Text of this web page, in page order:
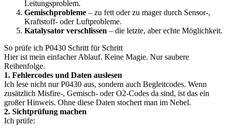
Leitungsproblem.
Gemischprobleme – zu fett oder zu mager durch Sensor-,
Kraftstoff- oder Luftprobleme.
Katalysator verschlissen – die letzte, aber echte Möglichkeit.
So prüfe ich P0430 Schritt für Schritt
Hier ist mein einfacher Ablauf. Keine Magie. Nur saubere
Reihenfolge.
1. Fehlercodes und Daten auslesen
Ich lese nicht nur P0430 aus, sondern auch Begleitcodes. Wenn
zusätzlich Misfire-, Gemisch- oder O2-Codes da sind, ist das ein
großer Hinweis. Ohne diese Daten stochert man im Nebel.
2. Sichtprüfung machen
Ich prüfe: